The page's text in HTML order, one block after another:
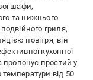
шафи,
та нижнього
гриля,
повітря, він
кухонної
пропонує простий у
від 50